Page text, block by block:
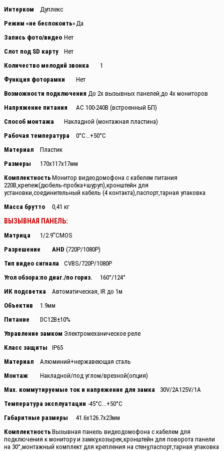
Интерком
Дуплекс
Режим «не беспокоить» Да
Запись фото/видео Нет
Слот под SD карту
Нет
Количество мелодий звонка
1
Функция фоторамки
Нет
Возможности подключения До 2х вызывных панелей,до 4х мониторов
Напряжение питания
АС 100-240В (встроенный БП)
Способ монтажа
Накладной (монтажная пластина)
Рабочая температура
0°С...+50°С
Материал
Пластик
Размеры
170х117х17мм
Комплектность Монитор видеодомофона с кабелем питания
220В,крепеж(дюбель-пробка+шуруп),кронштейн для
установки,соединительный кабель (4 контакта),паспорт,тарная упаковка
Масса брутто
0,41 кг
ВЫЗЫВНАЯ ПАНЕЛЬ:
Матрица
1/2.9''CMOS
Разрешение
AHD (720P/1080P)
Тип видео сигнала
CVBS/720P/1080P
Угол обзора:по диаг./по гориз.
160°/124°
ИК подсветка
Автоматическая, IR до 1м
Объектив
1.9мм
Питание
DС12В±10%
Управление замком Электромеханическое реле
Класс защиты
IР65
Материал
Алюминий+нержавеющая сталь
Монтаж
Накладной/под углом/врезной(опция)
Мах. коммутируемые ток и напряжение для замка
30V/2A125V/1A
Температура эксплуатации -45°С...+50°С
Габаритные размеры
41.6х126.7х23мм
Комплектность Вызывная панель видеодомофона c кабелем для
подключения к монитору и замку,козырек,кронштейн для поворота панели
на 30°,монтажный комплект для крепления на стену,паспорт,тарная упаковка